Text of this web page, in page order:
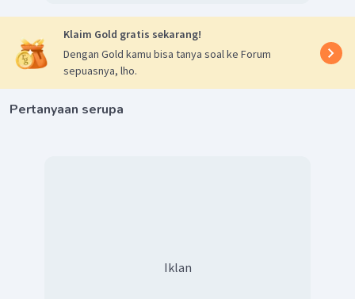
Klaim Gold gratis sekarang!
Dengan Gold kamu bisa tanya soal ke Forum
sepuasnya, lho.
Pertanyaan serupa
Iklan